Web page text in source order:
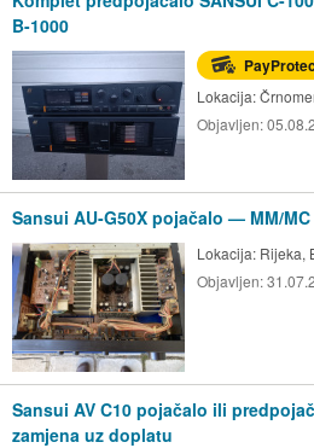
B-1000
Lokacija:
Objavljen:
Sansui AU-G50X pojačalo — MM/
Lokacija: Rijeka,
Objavljen:
Sansui AV C10 pojačalo ili
zamjena uz doplatu